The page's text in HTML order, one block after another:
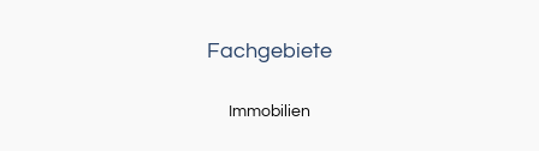
Fachgebiete
Immobilien